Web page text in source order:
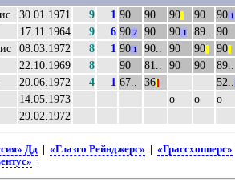
30.01.1971 9 1 90 90 90 90 90 1
17.11.1964 9 6 90 2 90 90 1 89.. 90
08.03.1972 8 1 90 1 90.. 90 90 90
22.10.1969 8 90 81.. 90 90 89..
20.06.1972 4 1 67.. 36 52..
14.05.1973 о о о
29.02.1972
Дд| «Глазго Рейнджерс» | «Грассхопперс»
|